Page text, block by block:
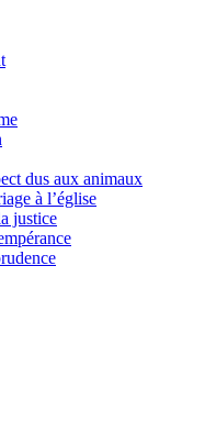
dus aux animaux
à l’église
justice